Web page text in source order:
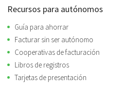
Recursos para autónomos
Guía para ahorrar
Facturar sin ser autónomo
Cooperativas de facturación
Libros de registros
Tarjetas de presentación